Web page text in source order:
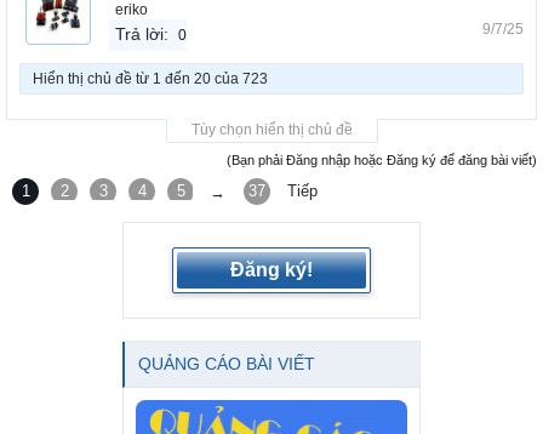
eriko
Trả lời: 0 9/7/25
Hiển thị chủ đề từ 1 đến 20 của 723
Tùy chọn hiển thị chủ đề
(Bạn phải Đăng nhập hoặc Đăng ký để đăng bài viết)
1 2 3 4 5 6
→ 37 Tiếp
Đăng ký!
QUẢNG CÁO BÀI VIẾT